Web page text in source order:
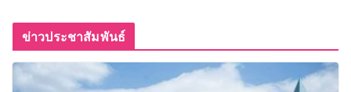
ข่าวประชาสัมพันธ์